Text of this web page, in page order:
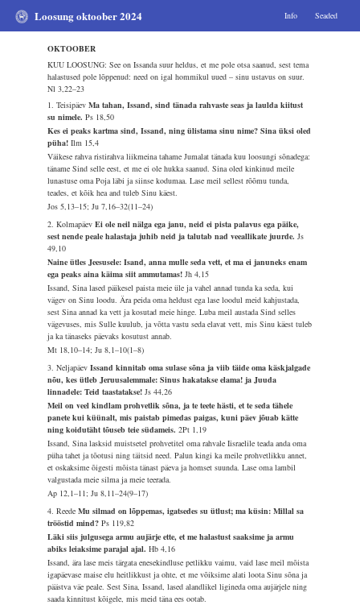
Loosung oktoober 2024 Info Seaded
OKTOOBER
KUU LOOSUNG: See on Issanda suur heldus, et me pole otsa saanud, sest tema
halastused pole lõppenud: need on igal hommikul uued – sinu ustavus on suur.
Nl 3,22–23
1. TeisipäevMa tahan, Issand, sind tänada rahvaste seas ja laulda kiitust
su nimele.Ps 18,50
Kes ei peaks kartma sind, Issand, ning ülistama sinu nime? Sina üksi oled
püha!Ilm 15,4
Väikese rahva ristirahva liikmeina tahame Jumalat tänada kuu loosungi sõnadega:
täname Sind selle eest, et me ei ole hukka saanud. Sina oled kinkinud meile
lunastuse oma Poja läbi ja siinse kodumaa. Lase meil sellest rõõmu tunda,
teades, et kõik hea and tuleb Sinu käest.
Jos 5,13–15; Ju 7,16–32(11–24)
2. KolmapäevEi ole neil nälga ega janu, neid ei pista palavus ega päike,
sest nende peale halastaja juhib neid ja talutab nad veeallikate juurde.Js
49,10
Naine ütles Jeesusele: Isand, anna mulle seda vett, et ma ei januneks enam
ega peaks aina käima siit ammutamas!Jh 4,15
Issand, Sina lased päikesel paista meie üle ja vahel annad tunda ka seda, kui
vägev on Sinu loodu. Ära peida oma heldust ega lase loodul meid kahjustada,
sest Sina annad ka vett ja kosutad meie hinge. Luba meil austada Sind selles
vägevuses, mis Sulle kuulub, ja võtta vastu seda elavat vett, mis Sinu käest tuleb
ja ka tänaseks päevaks kosutust annab.
Mt 18,10–14; Ju 8,1–10(1–8)
3. NeljapäevIssand kinnitab oma sulase sõna ja viib täide oma käskjalgade
nõu, kes ütleb Jeruusalemmale: Sinus hakatakse elama! ja Juuda
linnadele: Teid taastatakse!Js 44,26
Meil on veel kindlam prohvetlik sõna, ja te teete hästi, et te seda tähele
panete kui küünalt, mis paistab pimedas paigas, kuni päev jõuab kätte
ning koidutäht tõuseb teie südameis.2Pt 1,19
Issand, Sina lasksid muistsetel prohvetitel oma rahvale Iisraelile teada anda oma
püha tahet ja tõotusi ning täitsid need. Palun kingi ka meile prohvetlikku annet,
et oskaksime õigesti mõista tänast päeva ja homset suunda. Lase oma lambil
valgustada meie silma ja meie teerada.
Ap 12,1–11; Ju 8,11–24(9–17)
4. ReedeMu silmad on lõppemas, igatsedes su ütlust; ma küsin: Millal sa
trööstid mind?Ps 119,82
Läki siis julgusega armu aujärje ette, et me halastust saaksime ja armu
abiks leiaksime parajal ajal.Hb 4,16
Issand, ära lase meis tärgata enesekindluse petlikku vaimu, vaid lase meil mõista
igapäevase maise elu heitlikkust ja ohte, et me võiksime alati loota Sinu sõna ja
päästva väe peale. Sest Sina, Issand, lased alandlikel ligineda oma aujärjele ning
saada kinnitust kõigele, mis meid täna ees ootab.